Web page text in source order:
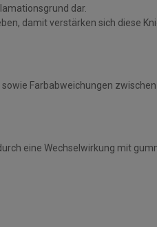
dar.
damit verstärken sich diese
Farbabweichungen
eine Wechselwirkung mit